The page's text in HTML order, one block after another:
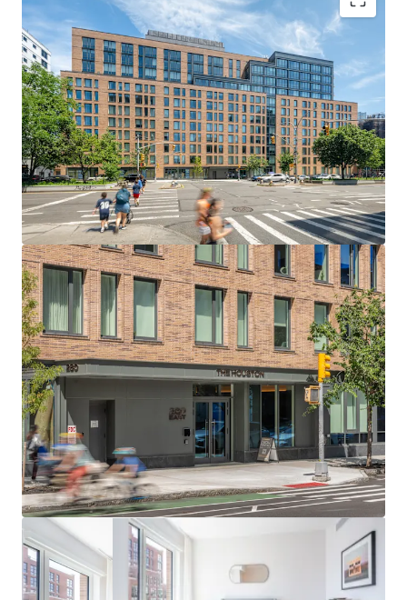
Unique Opportunity to Acquire a Large, New
Construction Predominately Fair Market Asset
Value Savings in 35-Year Affordable New York
Abatement
Condo-Like Finishes and Full-Service
Comprehensive Amenity Package, Attracting Young
Affluent Tenant Base
Lease-Up of Vacant Commercial Space Offering
Additional Revenue Upside
Prime Location in one of Manhattan’s Most Trendy
Downtown Neighborhoods with Excellent
Transportation Access
Favorable NYC Multi-Housing Fundamentals to
Bolster Residential Demand and Support Strong
Future Rent Growth